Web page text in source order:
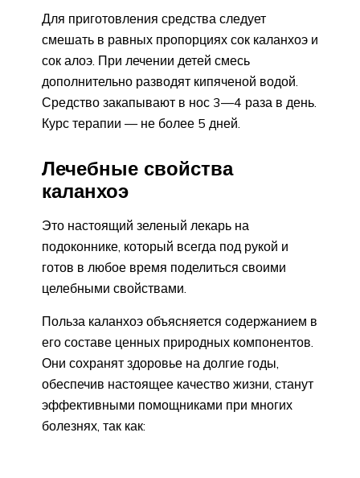
Для приготовления средства следует
смешать в равных пропорциях сок каланхоэ и
сок алоэ. При лечении детей смесь
дополнительно разводят кипяченой водой.
Средство закапывают в нос 3—4 раза в день.
Курс терапии — не более 5 дней.
Лечебные свойства
каланхоэ
Это настоящий зеленый лекарь на
подоконнике, который всегда под рукой и
готов в любое время поделиться своими
целебными свойствами.
Польза каланхоэ объясняется содержанием в
его составе ценных природных компонентов.
Они сохранят здоровье на долгие годы,
обеспечив настоящее качество жизни, станут
эффективными помощниками при многих
болезнях, так как: